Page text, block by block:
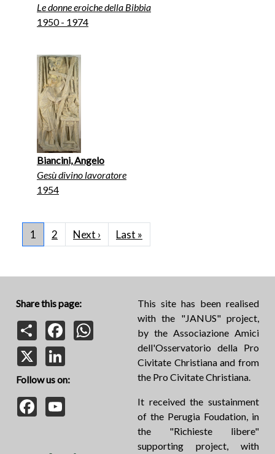
Le donne eroiche della Bibbia
1950 - 1974
Biancini, Angelo
Gesù divino lavoratore
1954
1 2 Next › Next page
Last »
Share this page:
Share
Facebook
Follow us on:
Facebook
This site has been realised
with the "JANUS" project,
by the Associazione Amici
dell'Osservatorio della Pro
Civitate Christiana and from
the Pro Civitate Christiana.
It received the sustainment
of the Perugia Foudation, in
the "Richieste libere"
supporting project, with